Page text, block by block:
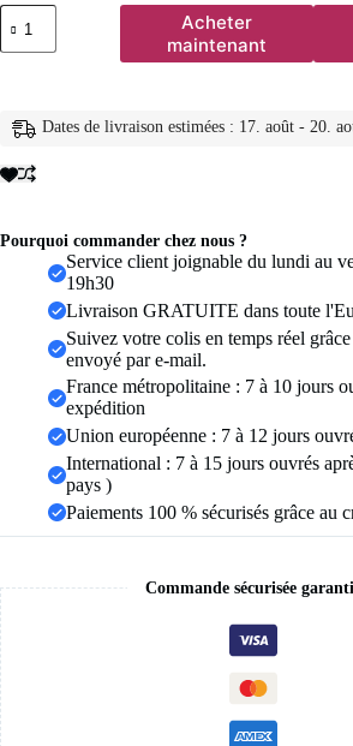
quantité
de
Oirlv-
en
Rouge,
Collier,
Plateaux
Acheter
maintenant
Dates de livraison estimées : 17. août - 20.
Pourquoi commander chez nous ?
Service client joignable du lundi au
19h30
Livraison GRATUITE dans toute
Suivez votre colis en temps réel
envoyé par e-mail.
France métropolitaine : 7 à 10 jours
expédition
Union européenne : 7 à 12 jours
International : 7 à 15 jours ouvrés
pays )
Paiements 100 % sécurisés grâce au
Commande sécurisée